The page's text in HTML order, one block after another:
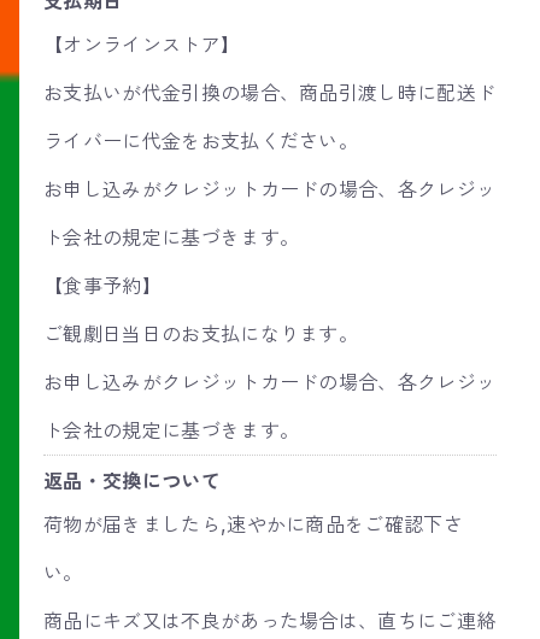
【オンラインストア】
お支払いが代金引換の場合、商品引渡し時に配送ド
ライバーに代金をお支払ください。
お申し込みがクレジットカードの場合、各クレジッ
ト会社の規定に基づきます。
【食事予約】
ご観劇日当日のお支払になります。
お申し込みがクレジットカードの場合、各クレジッ
ト会社の規定に基づきます。
返品・交換について
荷物が届きましたら,速やかに商品をご確認下さ
い。
商品にキズ又は不良があった場合は、直ちにご連絡